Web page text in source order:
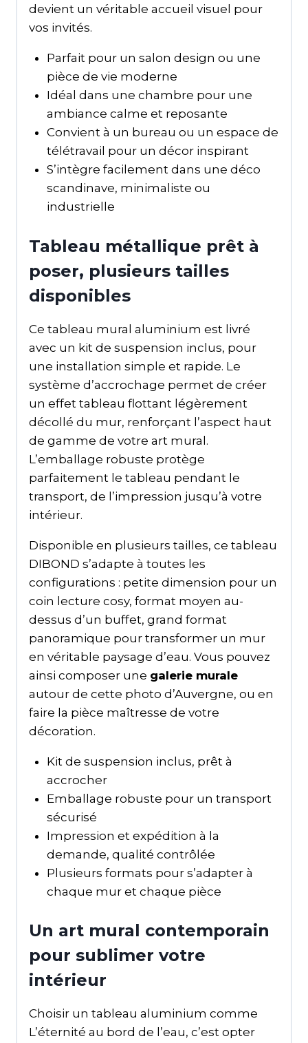
devient un véritable accueil visuel pour
vos invités.
Parfait pour un salon design ou une
pièce de vie moderne
Idéal dans une chambre pour une
ambiance calme et reposante
Convient à un bureau ou un espace de
télétravail pour un décor inspirant
S’intègre facilement dans une déco
scandinave, minimaliste ou
industrielle
Tableau métallique prêt à
poser, plusieurs tailles
disponibles
Ce tableau mural aluminium est livré
avec un kit de suspension inclus, pour
une installation simple et rapide. Le
système d’accrochage permet de créer
un effet tableau flottant légèrement
décollé du mur, renforçant l’aspect haut
de gamme de votre art mural.
L’emballage robuste protège
parfaitement le tableau pendant le
transport, de l’impression jusqu’à votre
intérieur.
Disponible en plusieurs tailles, ce tableau
DIBOND s’adapte à toutes les
configurations : petite dimension pour un
coin lecture cosy, format moyen au-
dessus d’un buffet, grand format
panoramique pour transformer un mur
en véritable paysage d’eau. Vous pouvez
ainsi composer une galerie murale
autour de cette photo d’Auvergne, ou en
faire la pièce maîtresse de votre
décoration.
Kit de suspension inclus, prêt à
accrocher
Emballage robuste pour un transport
sécurisé
Impression et expédition à la
demande, qualité contrôlée
Plusieurs formats pour s’adapter à
chaque mur et chaque pièce
Un art mural contemporain
pour sublimer votre
intérieur
Choisir un tableau aluminium comme
L’éternité au bord de l’eau, c’est opter